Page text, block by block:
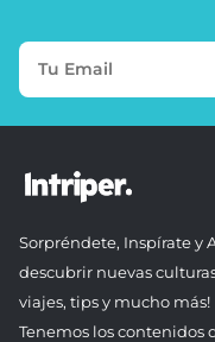
Sorpréndete, Inspírate y
descubrir nuevas
viajes, tips y mucho más!
Tenemos los contenidos